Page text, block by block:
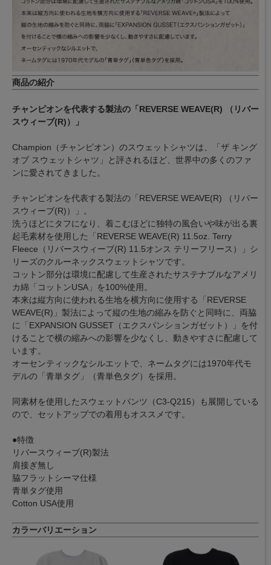
商品の紹介
チャンピオンを代表する製法の「REVERSE WEAVE(R) （リバー
スウィーブ(R)）」
Champion（チャンピオン）のスウェットシャツは、「ザ キング
オブ スウェットシャツ」と評されるほど、世界中の多くのファ
ンに愛されてきました。
チャンピオンを代表する製法の「REVERSE WEAVE(R) （リバー
スウィーブ(R)）」。
洗うほどにタフになり、着こむほどに独特の風合いや味が出る裏
起毛素材を使用した「REVERSE WEAVE(R) 11.5oz. Terry
Fleece（リバースウィーブ(R) 11.5オンス テリーフリース）」シ
リーズのクルーネックスウェットシャツです。
コットン部分は環境に配慮して生産されたサステナブルなアメリ
カ綿「コットンUSA」を100%使用。
本来は縦方向に使われる生地を横方向に使用する「REVERSE
WEAVE(R)」製法によって縦の生地の縮みを防ぐと同時に、両脇
に「EXPANSION GUSSET（エクスパンションガゼット）」を付
けることで横の縮みへの影響を少なくし、動きやすさに配慮して
います。
オーセンティックなシルエットで、ネームタグには1970年代モ
デルの「青単タグ」（青単色タグ）を採用。
同素材を使用したスウェットパンツ（C3-Q215）も展開している
ので、セットアップでの着用もオススメです。
●特徴
リバースウィーブ(R)製法
肩接ぎ無し
脇フラットシーマ仕様
青単タグ使用
Cotton USA使用
カラーバリエーション